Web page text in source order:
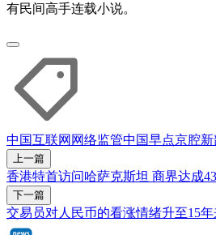
有民间高手连载小说。
中国互联网 网络监管中国早点京腔新
上一篇
香港特首访问哈萨克斯坦 商界达成
下一篇
交易员对人民币的看涨情绪升至15